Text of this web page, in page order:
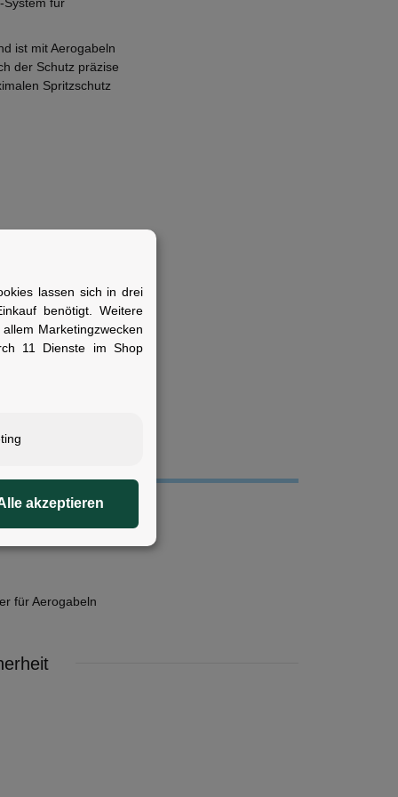
System für
ist mit Aerogabeln
der Schutz präzise
Spritzschutz
montierbaren
für Aerogabeln
lassen sich in drei
benötigt. Weitere
Marketingzwecken
11 Dienste im Shop
akzeptieren